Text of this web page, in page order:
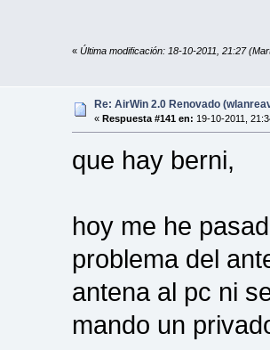
« Última modificación: 18-10-2011, 21:27
Re: AirWin 2.0 Renovado
« Respuesta #141 en: 19-10-2011,
que hay berni,
hoy me he
problema del
antena al pc ni
mando un